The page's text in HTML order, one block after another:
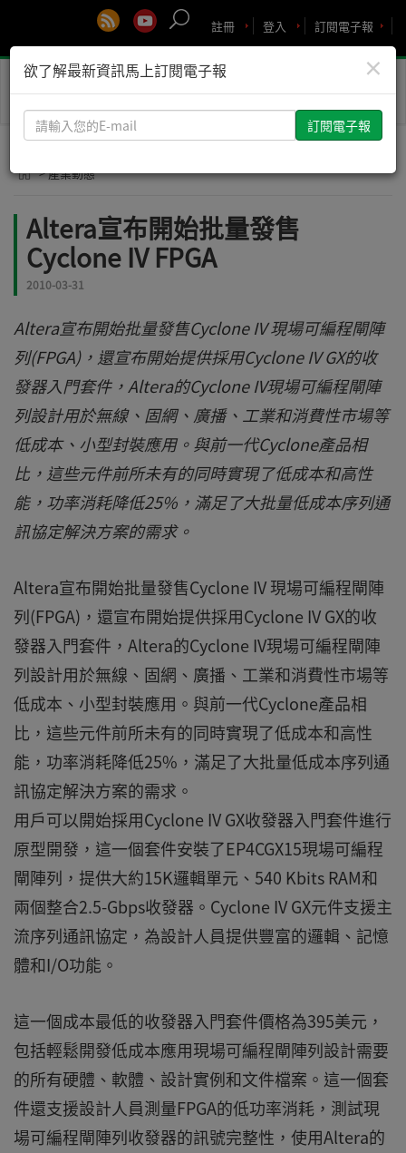
訂閱電子報
登入
註冊
Toggle
> 產業動態
Altera宣布開始批量發售
Cyclone IV FPGA
2010-03-31
Altera宣布開始批量發售Cyclone IV 現場可編程閘陣
列(FPGA)，還宣布開始提供採用Cyclone IV GX的收
發器入門套件，Altera的Cyclone IV現場可編程閘陣
列設計用於無線、固網、廣播、工業和消費性市場等
低成本、小型封裝應用。與前一代Cyclone產品相
比，這些元件前所未有的同時實現了低成本和高性
能，功率消耗降低25%，滿足了大批量低成本序列通
訊協定解決方案的需求。
Altera宣布開始批量發售Cyclone IV 現場可編程閘陣
列(FPGA)，還宣布開始提供採用Cyclone IV GX的收
發器入門套件，Altera的Cyclone IV現場可編程閘陣
列設計用於無線、固網、廣播、工業和消費性市場等
低成本、小型封裝應用。與前一代Cyclone產品相
比，這些元件前所未有的同時實現了低成本和高性
能，功率消耗降低25%，滿足了大批量低成本序列通
訊協定解決方案的需求。
用戶可以開始採用Cyclone IV GX收發器入門套件進行
原型開發，這一個套件安裝了EP4CGX15現場可編程
閘陣列，提供大約15K邏輯單元、540 Kbits RAM和
兩個整合2.5-Gbps收發器。Cyclone IV GX元件支援主
流序列通訊協定，為設計人員提供豐富的邏輯、記憶
體和I/O功能。
這一個成本最低的收發器入門套件價格為395美元，
包括輕鬆開發低成本應用現場可編程閘陣列設計需要
的所有硬體、軟體、設計實例和文件檔案。這一個套
件還支援設計人員測量FPGA的低功率消耗，測試現
場可編程閘陣列收發器的訊號完整性，使用Altera的
×
欲了解最新資訊馬上訂閱電子報
請
輸
您
E-
mail